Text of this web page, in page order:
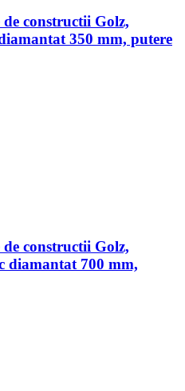
constructii Golz,
350 mm, putere
constructii Golz,
diamantat 700 mm,